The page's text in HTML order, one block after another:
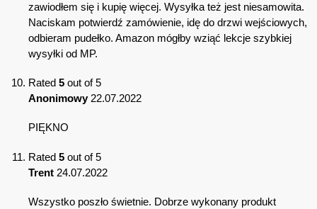
zawiodłem się i kupię więcej. Wysyłka też jest niesamowita.
Naciskam potwierdź zamówienie, idę do drzwi wejściowych,
odbieram pudełko. Amazon mógłby wziąć lekcje szybkiej
wysyłki od MP.
Rated 5 out of 5
Anonimowy 22.07.2022
PIĘKNO
Rated 5 out of 5
Trent 24.07.2022
Wszystko poszło świetnie. Dobrze wykonany produkt